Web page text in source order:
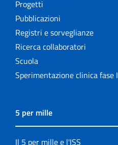
Progetti
Pubblicazioni
Registri e sorveglianze
Ricerca collaboratori
Scuola
Sperimentazione clinica fase I
5 per mille
Il 5 per mille e l'ISS